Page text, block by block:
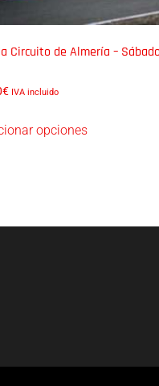
Circuito de Almería –
€ IVA incluido
opciones